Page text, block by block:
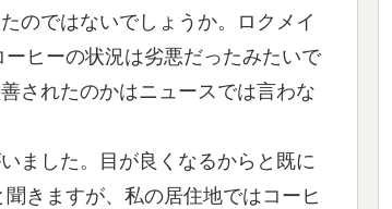
のではないでしょうか。ロクメイ
ヒーの状況は劣悪だったみたいで
されたのかはニュースでは言わな
ました。目が良くなるからと既に
きますが、私の居住地ではコーヒ